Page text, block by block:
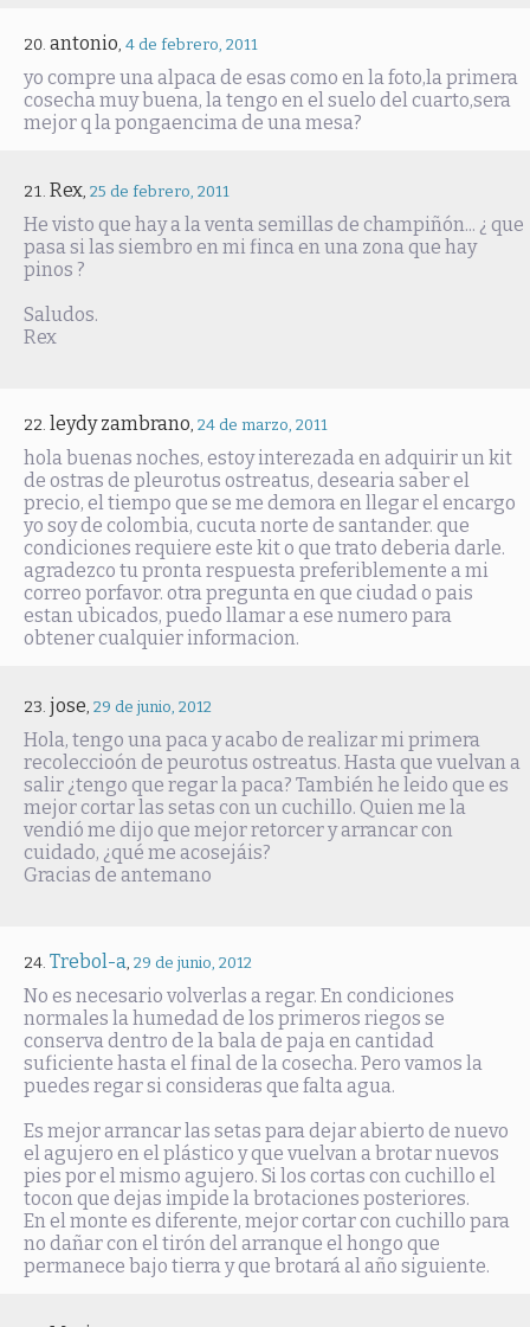
antonio, 4 de febrero, 2011
yo compre una alpaca de esas como en la foto,la primera
cosecha muy buena, la tengo en el suelo del cuarto,sera
mejor q la pongaencima de una mesa?
Rex, 25 de febrero, 2011
He visto que hay a la venta semillas de champiñón... ¿ que
pasa si las siembro en mi finca en una zona que hay
pinos ?
Saludos.
Rex
leydy zambrano, 24 de marzo, 2011
hola buenas noches, estoy interezada en adquirir un kit
de ostras de pleurotus ostreatus, desearia saber el
precio, el tiempo que se me demora en llegar el encargo
yo soy de colombia, cucuta norte de santander. que
condiciones requiere este kit o que trato deberia darle.
agradezco tu pronta respuesta preferiblemente a mi
correo porfavor. otra pregunta en que ciudad o pais
estan ubicados, puedo llamar a ese numero para
obtener cualquier informacion.
jose, 29 de junio, 2012
Hola, tengo una paca y acabo de realizar mi primera
recoleccioón de peurotus ostreatus. Hasta que vuelvan a
salir ¿tengo que regar la paca? También he leido que es
mejor cortar las setas con un cuchillo. Quien me la
vendió me dijo que mejor retorcer y arrancar con
cuidado, ¿qué me acosejáis?
Gracias de antemano
Trebol-a, 29 de junio, 2012
No es necesario volverlas a regar. En condiciones
normales la humedad de los primeros riegos se
conserva dentro de la bala de paja en cantidad
suficiente hasta el final de la cosecha. Pero vamos la
puedes regar si consideras que falta agua.
Es mejor arrancar las setas para dejar abierto de nuevo
el agujero en el plástico y que vuelvan a brotar nuevos
pies por el mismo agujero. Si los cortas con cuchillo el
tocon que dejas impide la brotaciones posteriores.
En el monte es diferente, mejor cortar con cuchillo para
no dañar con el tirón del arranque el hongo que
permanece bajo tierra y que brotará al año siguiente.